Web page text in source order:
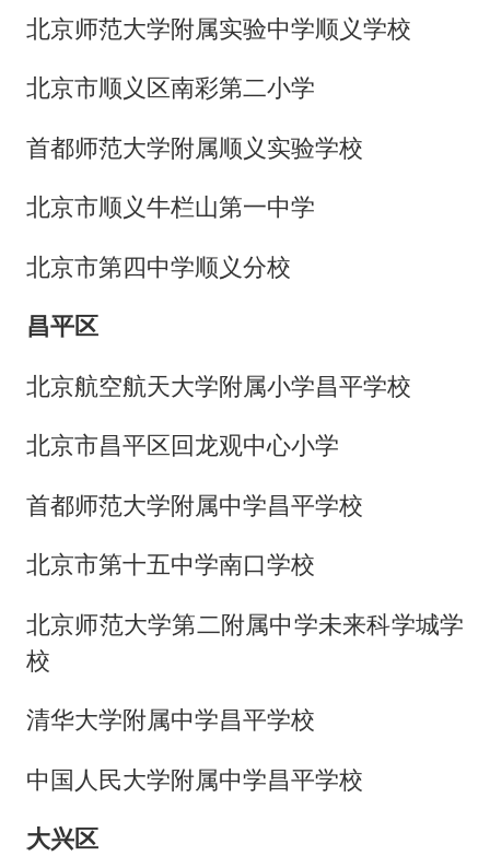
北京师范大学附属实验中学顺义学校
北京市顺义区南彩第二小学
首都师范大学附属顺义实验学校
北京市顺义牛栏山第一中学
北京市第四中学顺义分校
昌平区
北京航空航天大学附属小学昌平学校
北京市昌平区回龙观中心小学
首都师范大学附属中学昌平学校
北京市第十五中学南口学校
北京师范大学第二附属中学未来科学城学
校
清华大学附属中学昌平学校
中国人民大学附属中学昌平学校
大兴区